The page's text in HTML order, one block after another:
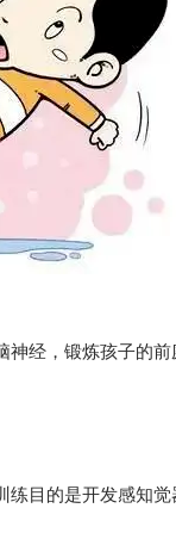
经，锻炼孩子的前
目的是开发感知觉